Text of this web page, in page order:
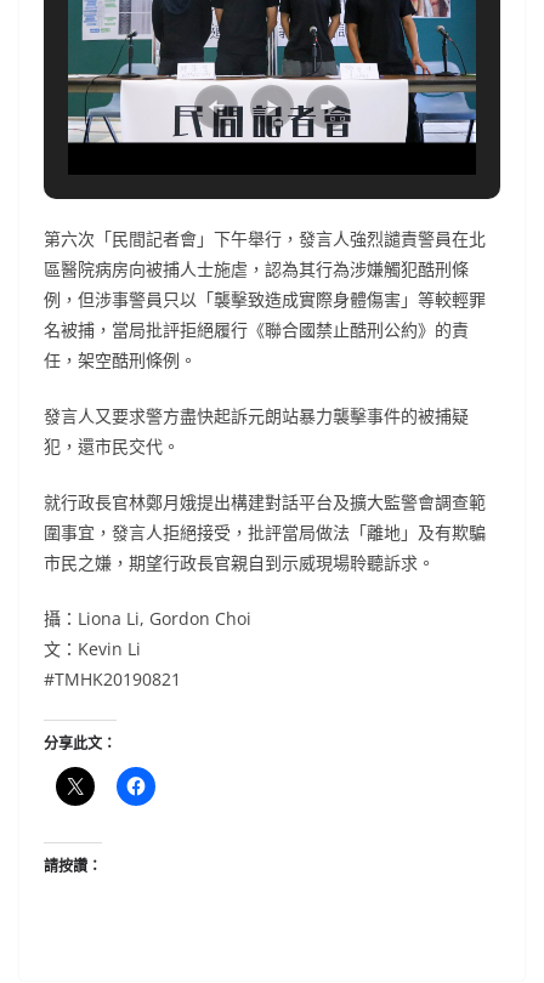
第六次「民間記者會」下午舉行，發言人強烈譴責警員在北
區醫院病房向被捕人士施虐，認為其行為涉嫌觸犯酷刑條
例，但涉事警員只以「襲擊致造成實際身體傷害」等較輕罪
名被捕，當局批評拒絕履行《聯合國禁止酷刑公約》的責
任，架空酷刑條例。
發言人又要求警方盡快起訴元朗站暴力襲擊事件的被捕疑
犯，還市民交代。
就行政長官林鄭月娥提出構建對話平台及擴大監警會調查範
圍事宜，發言人拒絕接受，批評當局做法「離地」及有欺騙
市民之嫌，期望行政長官親自到示威現場聆聽訴求。
攝：Liona Li, Gordon Choi
文：Kevin Li
#TMHK20190821
分享此文：
請按讚：